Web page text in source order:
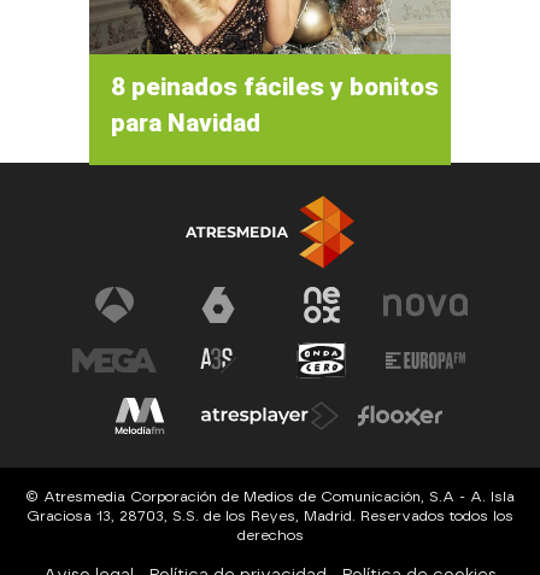
8 peinados fáciles y bonitos
para Navidad
© Atresmedia Corporación de Medios de Comunicación, S.A - A. Isla
Graciosa 13, 28703, S.S. de los Reyes, Madrid. Reservados todos los
derechos